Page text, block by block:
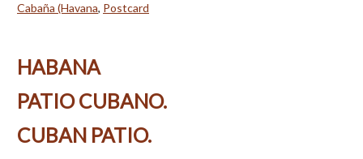
Cabaña (Havana, Postcard
HABANA
PATIO CUBANO.
CUBAN PATIO.